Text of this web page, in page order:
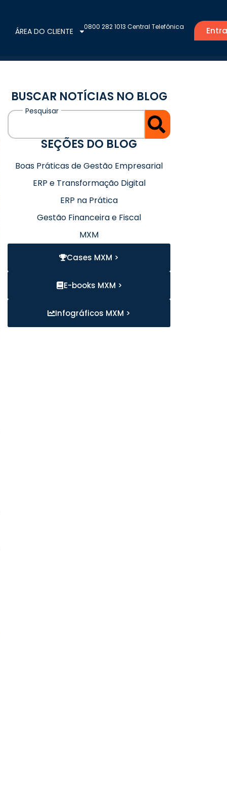
ÁREA DO CLIENTE 0800 282 1013 Central Telefônica
BUSCAR NOTÍCIAS NO BLOG
SEÇÕES DO BLOG
Boas Práticas de Gestão Empresarial
ERP e Transformação Digital
ERP na Prática
Gestão Financeira e Fiscal
MXM
Cases MXM >
E-books MXM >
Infográficos MXM >